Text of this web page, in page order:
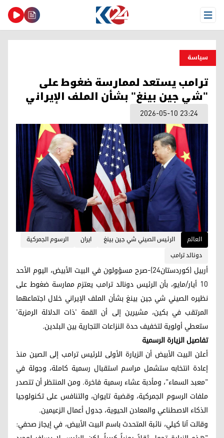
Open Menu
سیاسة
ترامب يستعد لممارسة ضغوط على
"شي جين بينغ" بشأن الملف الإيراني
2026-05-10 23:24
العالم الرئيس الصيني شي جين بينغ ايران
الرسوم الجمركية
دونالد ترامب
أربيل (كوردستان24)-صرح مسؤولون في البيت الأبيض، اليوم الأحد
10 أيار/مايو، بأن الرئيس دونالد ترامب يعتزم ممارسة ضغوط على
نظيره الصيني شي جين بينغ بشأن الملف الإيراني خلال اجتماعهما
المرتقب في بكين، مشيرين إلى أن القمة 'ذات الدلالة الرمزية'
ستعطي أولوية لتخفيف حدة النزاعات التجارية بين البلدين.
تفاصيل الزيارة الرسمية
أعلن البيت الأبيض أن الزيارة الأولى للرئيس ترامب إلى الصين منذ
إعادة انتخابه ستشمل مراسم استقبال رسمية كاملة، وجولة في
"معبد السماء"، ومأدبة عشاء رسمية فاخرة. ومن المنتظر أن تتصدر
ملفات الرسوم الجمركية، وقضية تايوان، والتنافس على تكنولوجيا
الذكاء الاصطناعي والمعادن الحيوية، جدول أعمال الزعيمين.
وقالت آنا كيلي، نائبة المتحدث باسم البيت الأبيض، في إيجاز صحفي: